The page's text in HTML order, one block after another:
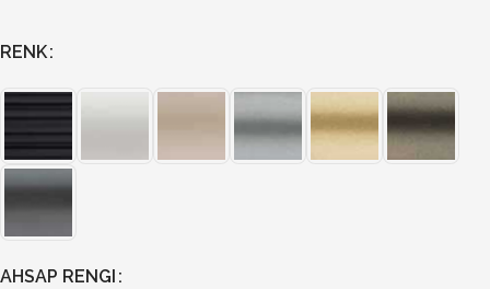
RENK
AHSAP RENGI